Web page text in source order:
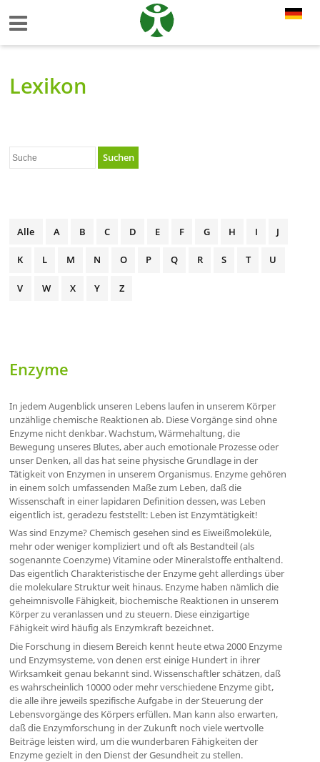
Lexikon
Suchen
Alle A B C D E F G H I J
K L M N O P Q R S T U
V W X Y Z
Enzyme
In jedem Augenblick unseren Lebens laufen in unserem Körper
unzählige chemische Reaktionen ab. Diese Vorgänge sind ohne
Enzyme nicht denkbar. Wachstum, Wärmehaltung, die
Bewegung unseres Blutes, aber auch emotionale Prozesse oder
unser Denken, all das hat seine physische Grundlage in der
Tätigkeit von Enzymen in unserem Organismus. Enzyme gehören
in einem solch umfassenden Maße zum Leben, daß die
Wissenschaft in einer lapidaren Definition dessen, was Leben
eigentlich ist, geradezu feststellt: Leben ist Enzymtätigkeit!
Was sind Enzyme? Chemisch gesehen sind es Eiweißmoleküle,
mehr oder weniger kompliziert und oft als Bestandteil (als
sogenannte Coenzyme) Vitamine oder Mineralstoffe enthaltend.
Das eigentlich Charakteristische der Enzyme geht allerdings über
die molekulare Struktur weit hinaus. Enzyme haben nämlich die
geheimnisvolle Fähigkeit, biochemische Reaktionen in unserem
Körper zu veranlassen und zu steuern. Diese einzigartige
Fähigkeit wird häufig als Enzymkraft bezeichnet.
Die Forschung in diesem Bereich kennt heute etwa 2000 Enzyme
und Enzymsysteme, von denen erst einige Hundert in ihrer
Wirksamkeit genau bekannt sind. Wissenschaftler schätzen, daß
es wahrscheinlich 10000 oder mehr verschiedene Enzyme gibt,
die alle ihre jeweils spezifische Aufgabe in der Steuerung der
Lebensvorgänge des Körpers erfüllen. Man kann also erwarten,
daß die Enzymforschung in der Zukunft noch viele wertvolle
Beiträge leisten wird, um die wunderbaren Fähigkeiten der
Enzyme gezielt in den Dienst der Gesundheit zu stellen.